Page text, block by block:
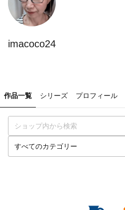
imacoco24
作品一覧 シリーズ プロフィール